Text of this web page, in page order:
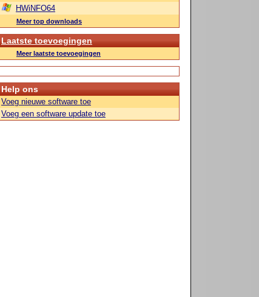
HWiNFO64
Meer top downloads
Laatste toevoegingen
Meer laatste toevoegingen
Help ons
Voeg nieuwe software toe
Voeg een software update toe